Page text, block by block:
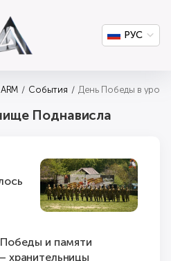
РУС
События День Победы в
Поднависла
и памяти
хранительницы